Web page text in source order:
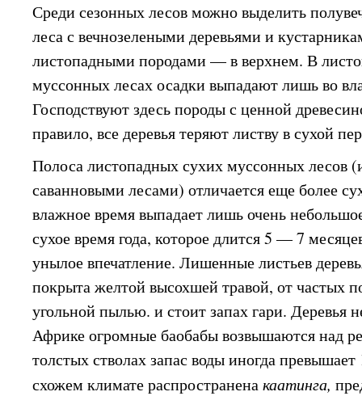
Среди сезонных лесов можно выделить
леса с вечнозелеными деревьями и
листопадными породами — в верхнем. В
муссонных лесах осадки выпадают лишь во
Господствуют здесь породы с ценной
правило, все деревья теряют листву в сухой
Полоса листопадных сухих муссонных лесов
саванновыми лесами) отличается еще более
влажное время выпадает лишь очень
сухое время года, которое длится 5 — 7
унылое впечатление. Лишенные листьев
покрыта желтой высохшей травой, от частых
угольной пылью. и стоит запах гари. Деревья
Африке огромные баобабы возвышаются над
толстых стволах запас воды иногда
схожем климате распространенакаатинга,